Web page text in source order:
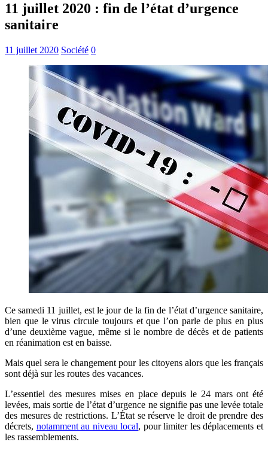
11 juillet 2020 : fin de l’état d’urgence
sanitaire
11 juillet 2020 Société 0
Ce samedi 11 juillet, est le jour de la fin de l’état d’urgence sanitaire,
bien que le virus circule toujours et que l’on parle de plus en plus
d’une deuxième vague, même si le nombre de décès et de patients
en réanimation est en baisse.
Mais quel sera le changement pour les citoyens alors que les français
sont déjà sur les routes des vacances.
L’essentiel des mesures mises en place depuis le 24 mars ont été
levées, mais sortie de l’état d’urgence ne signifie pas une levée totale
des mesures de restrictions. L’État se réserve le droit de prendre des
décrets, notamment au niveau local, pour limiter les déplacements et
les rassemblements.